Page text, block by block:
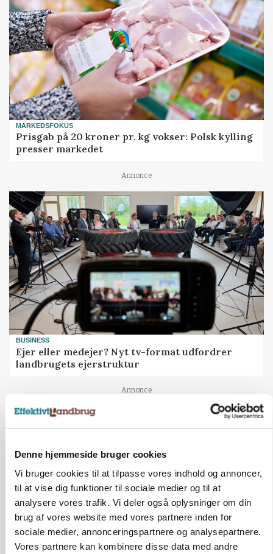
Denne hjemmeside bruger cookies
Vi bruger cookies til at tilpasse vores indhold og annoncer,
til at vise dig funktioner til sociale medier og til at
analysere vores trafik. Vi deler også oplysninger om din
brug af vores website med vores partnere inden for
sociale medier, annonceringspartnere og analysepartnere.
Vores partnere kan kombinere disse data med andre
MARKEDSFOKUS
Prisgab på 20 kroner pr. kg vokser: Polsk kylling
presser markedet
Annonce
BUSINESS
Ejer eller medejer? Nyt tv-format udfordrer
landbrugets ejerstruktur
Annonce
MARKED
Russisk mælkepris dykker 23 procent
Annonce
Loading...